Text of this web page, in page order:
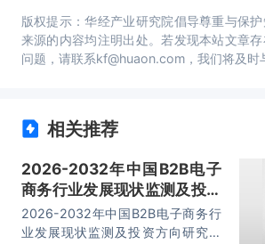
版权提示：华经产业研究院倡导尊重与保
来源的内容均注明出处。若发现本站文章
问题，请联系kf@huaon.com，我们将及时
相关推荐
2026-2032年中国B2B电子
商务行业发展现状监测及投资
方向研究报告
2026-2032年中国B2B电子商务行
业发展现状监测及投资方向研究报